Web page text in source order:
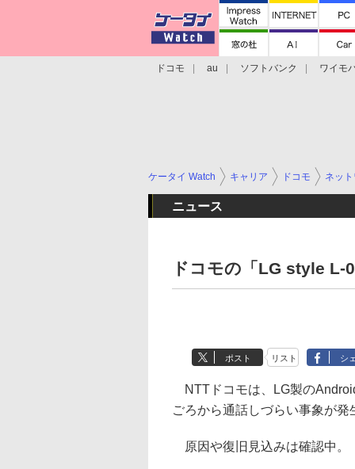
ドコモ au ソフトバンク
ワイモ
ケータイ Watch キャリア ドコモ ネッ
ニュース
ドコモの「LG style L-
ポスト リスト シ
NTTドコモは、LG製の
ごろから通話しづらい事象が
原因や復旧見込みは確認中。